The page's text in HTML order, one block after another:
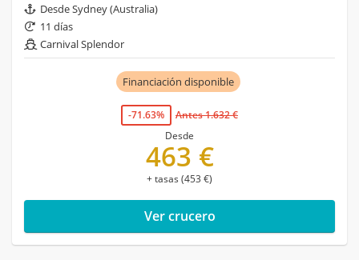
Desde Sydney (Australia)
11 días
Carnival Splendor
Financiación disponible
-71.63%
Antes 1.632 €
Desde
463 €
+ tasas (453 €)
Ver crucero